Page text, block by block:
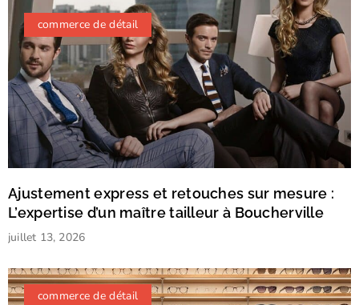
commerce de détail
Ajustement express et retouches sur mesure :
L’expertise d’un maître tailleur à Boucherville
juillet 13, 2026
commerce de détail